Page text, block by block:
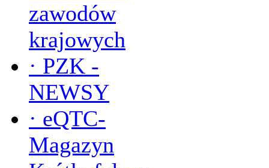
zawodów
krajowych
· PZK -
NEWSY
· eQTC-
Magazyn